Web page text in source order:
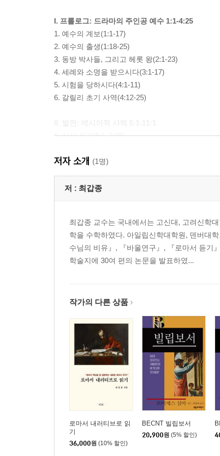
I. 프롤로그: 드라마의 주인공 예수 1:1-4:25
1. 예수의 계보(1:1-17)
2. 예수의 출생(1:18-25)
3. 동방 박사들, 그리고 헤롯 왕(2:1-23)
4. 세례와 소명을 받으시다(3:1-17)
5. 시험을 당하시다(4:1-11)
6. 갈릴리 초기 사역(4:12-25)
1. 산상 설교(5:1-7:29)
(2) 세상의 소금과 빛(5:13-16)
(3) 예수와 율법(5:17-48)
(4) 구제와 기도(6:1-8)
(7) 비판(7:1-6)
(8) 기도와 응답, 넓은 길과 좁은 길(7:7-29)
2. 치유와 이적 사역(8:1-9:38)
(1) 나병환자와 중풍병자를 고치시다(8:1-13)
(4) 자연과 영적 세계를 통제하시다(8:23-34)
(5) 중풍병자를 고치시다(9:1-8)
(6) 세리 마태를 부르시다(9:9-13)
(7) 금식 논쟁(9:14-17)
(8) 계속되는 여러 치유 사역(9:18-38)
3. 제자 파송 설교(10:1-11:1)
III. 도전과 대응: 배척당하신 예수의 반응 11:2-
1. 세례 요한과 예수(11:2-19)
3. 배척당하시다(12:1-50)
4. 예수의 대응: 천국 비유 설교(13:1-58)
저자 소개 (1명)
저 : 최갑종
최갑종 교수는 국내에서는 고신대, 고려신학
학을 수학하였다. 아일립신학대학원, 덴버대
수님의 비유』, 『바울연구』, 『로마서 듣기
학술지에 30여 편의 논문을 발표하였...
작가의 다른 상품
로마서 내러티브로 읽
기
36,000원 (10% 할인)
BECNT 빌립보서
20,900원 (5% 할인)